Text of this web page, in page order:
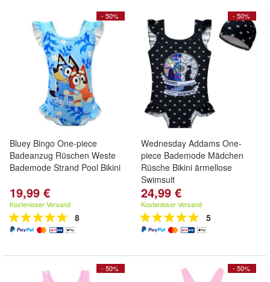
- 50%
Bluey Bingo One-piece
Badeanzug Rüschen Weste
Bademode Strand Pool Bikini
19,99 €
Kostenloser Versand
8
- 50%
Wednesday Addams One-
piece Bademode Mädchen
Rüsche Bikini ärmellose
Swimsuit
24,99 €
Kostenloser Versand
5
- 50% - 50%